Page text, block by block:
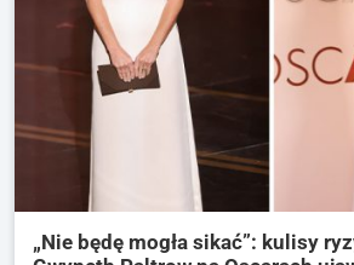
„Nie będę mogła sikać”: kulisy